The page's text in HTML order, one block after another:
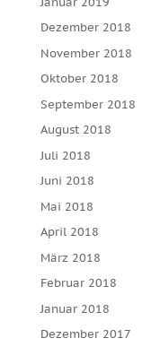
Dezember 2018
November 2018
Oktober 2018
September 2018
August 2018
Juli 2018
Juni 2018
Mai 2018
April 2018
März 2018
Februar 2018
Januar 2018
Dezember 2017